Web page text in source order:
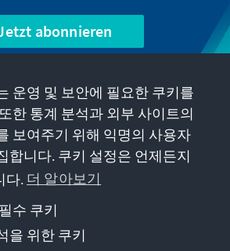
abonnieren
제안 더 보기
정보 보호
운영 및 보안에 필요한 쿠키를
한 통계 분석과 외부 사이트의
보여주기 위해 익명의 사용자
합니다. 쿠키 설정은 언제든지
다. 더 알아보기
수 쿠키
을 위한 쿠키